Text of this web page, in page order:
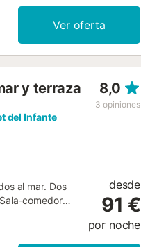
El alojamiento
n. 19 juntoVer oferta
y terraza 8,0
3 opiniones
del Infante
al mar. Dos
comedor
a
desde
91 €
por noche